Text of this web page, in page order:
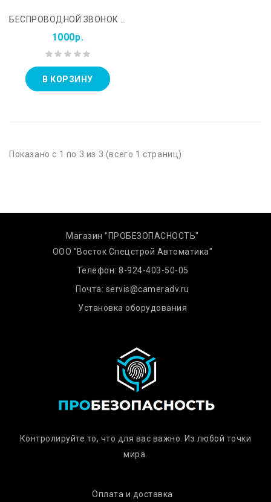
1000р.
В КОРЗИНУ
Показано с 1 по 3 из 3 (всего 1 страниц)
Магазин "ПРОБЕЗОПАСНОСТЬ"
ООО "Восток Спецстрой Автоматика"
Телефон: 8-924-403-50-05
Почта: servis@cameradv.ru
Установка оборудования
Контролируйте то, что для вас важно. Из любой точки
мира.
Оплата и доставка